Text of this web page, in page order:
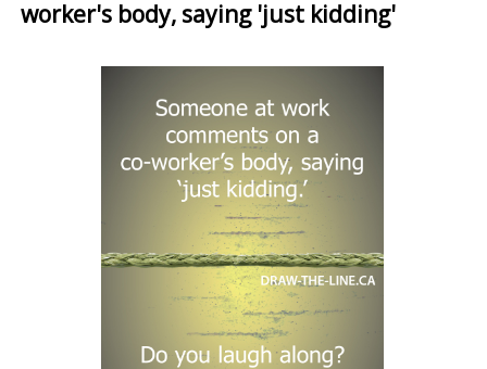
d’Ariane
worker's body, saying 'just kidding'